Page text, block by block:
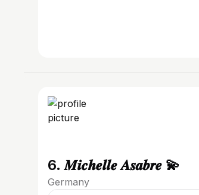
6. 𝑴𝒊𝒄𝒉𝒆𝒍𝒍𝒆 𝑨𝒔𝒂𝒃𝒓𝒆 💫
Germany